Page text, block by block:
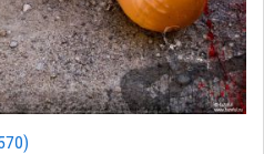
)